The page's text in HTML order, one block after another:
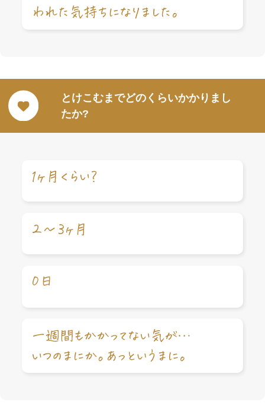
とけこむまでどのくらいかかりまし
たか?